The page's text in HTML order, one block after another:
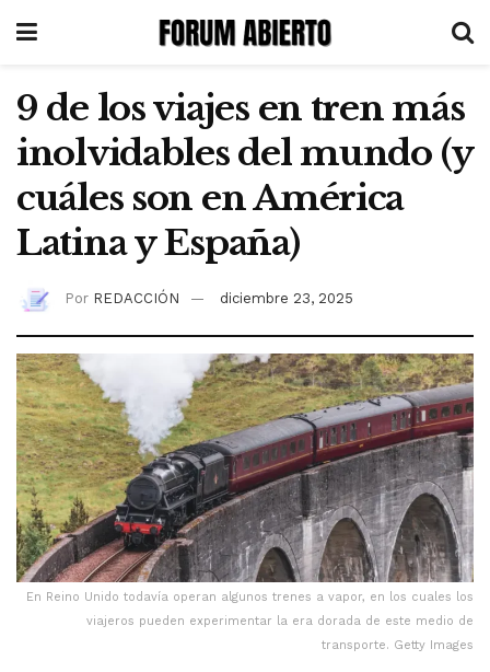
9 de los viajes en tren más
inolvidables del mundo (y
cuáles son en América
Latina y España)
Por REDACCIÓN diciembre 23, 2025
En Reino Unido todavía operan algunos trenes a vapor, en los cuales los
viajeros pueden experimentar la era dorada de este medio de
transporte. Getty Images